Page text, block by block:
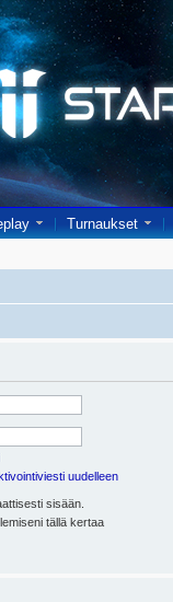
Turnaukset
uudelleen
sisään.
tällä kertaa